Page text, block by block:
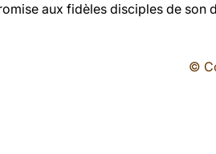
aux fidèles disciples de son
©